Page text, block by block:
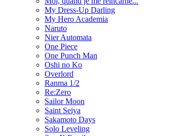
My Dress-Up Darling
My Hero Academia
Naruto
Nier Automata
One Piece
One Punch Man
Oshi no Ko
Overlord
Ranma 1/2
Re:Zero
Sailor Moon
Saint Seiya
Sakamoto Days
Solo Leveling